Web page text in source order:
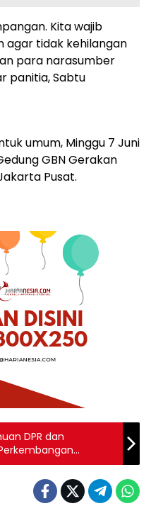
Kita wajib
agar tidak kehilangan
para narasumber
panitia, Sabtu
umum, Minggu 7 Juni
GBN Gerakan
Pusat.
DPR dan